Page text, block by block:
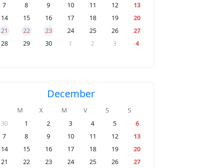
7
8 9 10 11 12
13
14
15 16 17 18 19
20
21
22 23 24 25 26
27
28
29 30 1 2 3 4
December
M X M V S
S
30
1 2 3 4 5
6
7
8 9 10 11 12
13
14
15 16 17 18 19
20
21
22 23 24 25 26
27